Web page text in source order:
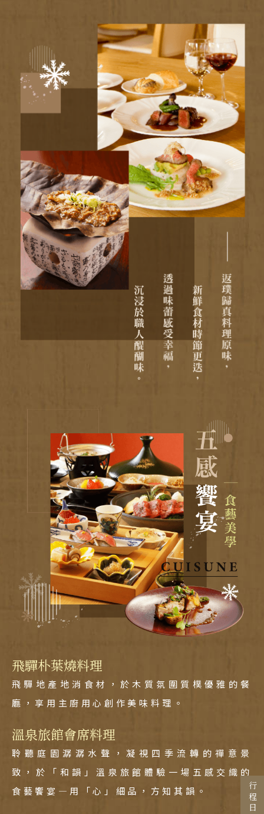
飛驒朴葉燒料理
飛驒地產地消食材，於木質氛圍質樸優雅的餐
廳，享用主廚用心創作美味料理。
溫泉旅館會席料理
聆聽庭園潺潺水聲，凝視四季流轉的禪意景
致，於「和韻」溫泉旅館體驗一場五感交織的
食藝饗宴—用「心」細品，方知其韻。
行程日期搜尋
出發區間
至